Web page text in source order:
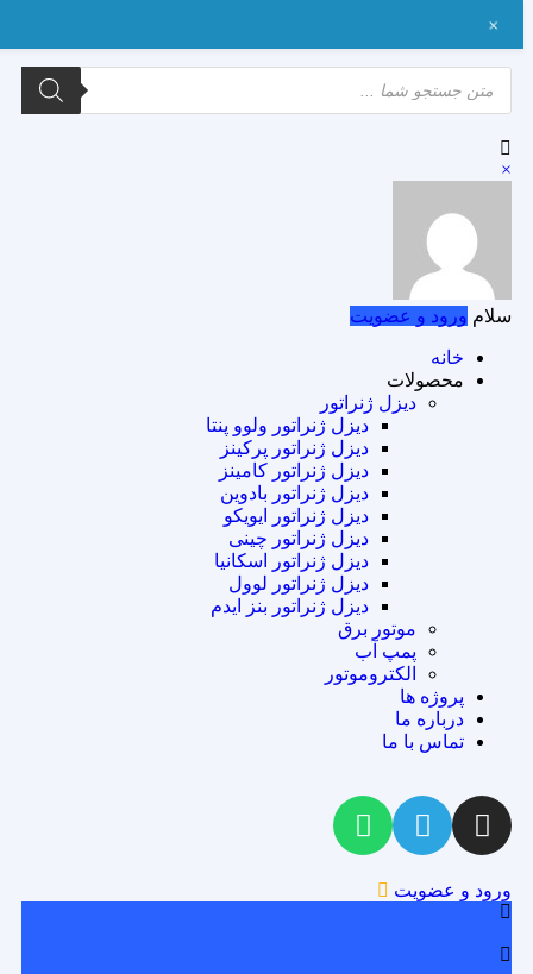
×
سلام ورود و عضویت
خانه
محصولات
دیزل ژنراتور
دیزل ژنراتور ولوو پنتا
دیزل ژنراتور پرکینز
دیزل ژنراتور کامینز
دیزل ژنراتور بادوین
دیزل ژنراتور ایویکو
دیزل ژنراتور چینی
دیزل ژنراتور اسکانیا
دیزل ژنراتور لوول
دیزل ژنراتور بنز ایدم
موتور برق
پمپ آب
الکتروموتور
پروژه ها
درباره ما
تماس با ما
ورود و عضویت
+